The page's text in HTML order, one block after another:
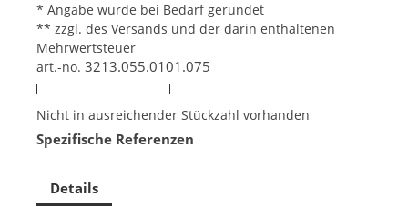
* Angabe wurde bei Bedarf gerundet
** zzgl. des Versands und der darin enthaltenen
Mehrwertsteuer
art.-no. 3213.055.0101.075
Nicht in ausreichender Stückzahl vorhanden
Spezifische Referenzen
Details